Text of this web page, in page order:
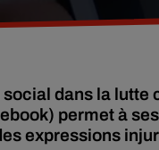
dans la
permet à
expressions